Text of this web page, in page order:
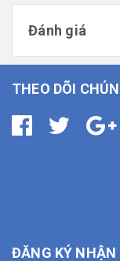
Đánh giá
THEO DÕI
ĐĂNG KÝ